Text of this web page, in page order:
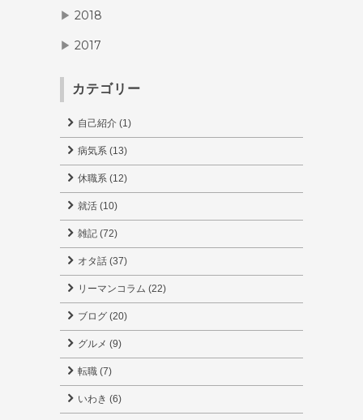
▶ 2018
▶ 2017
カテゴリー
自己紹介 (1)
病気系 (13)
休職系 (12)
就活 (10)
雑記 (72)
オタ話 (37)
リーマンコラム (22)
ブログ (20)
グルメ (9)
転職 (7)
いわき (6)